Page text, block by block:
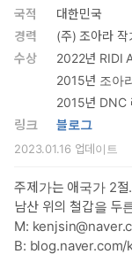
돌며 애원한다.
“난, 엄마가 갖고 싶어
끝이 정해진 관계.
어떻게든 원래 세계
을 허락하고 마는데
“주인님, 제발, 아읏,
“주인님이 아니라, 롯
로트바르트가 안나의
국적
대한민국
경력
(주) 조아라 작
수상
2022년 RIDI
2015년 조아
2015년 DNC
링크
블로그
2023.01.16 업데이트
주제가는 애국가 2절.
남산 위의 철갑을 두
M:
B: blog.naver.com/